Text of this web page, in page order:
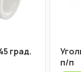
град.
п/п